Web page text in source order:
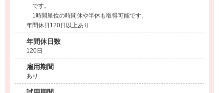
です。
1時間単位の時間休や半休も取得可能です。
年間休日120日以上あり
年間休日数
120日
雇用期間
あり